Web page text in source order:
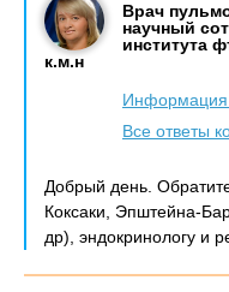
Врач
научный
института
к.м.н
Информация
Все ответы
Добрый день.
Коксаки, Эпштейна-
др), эндокринологу и